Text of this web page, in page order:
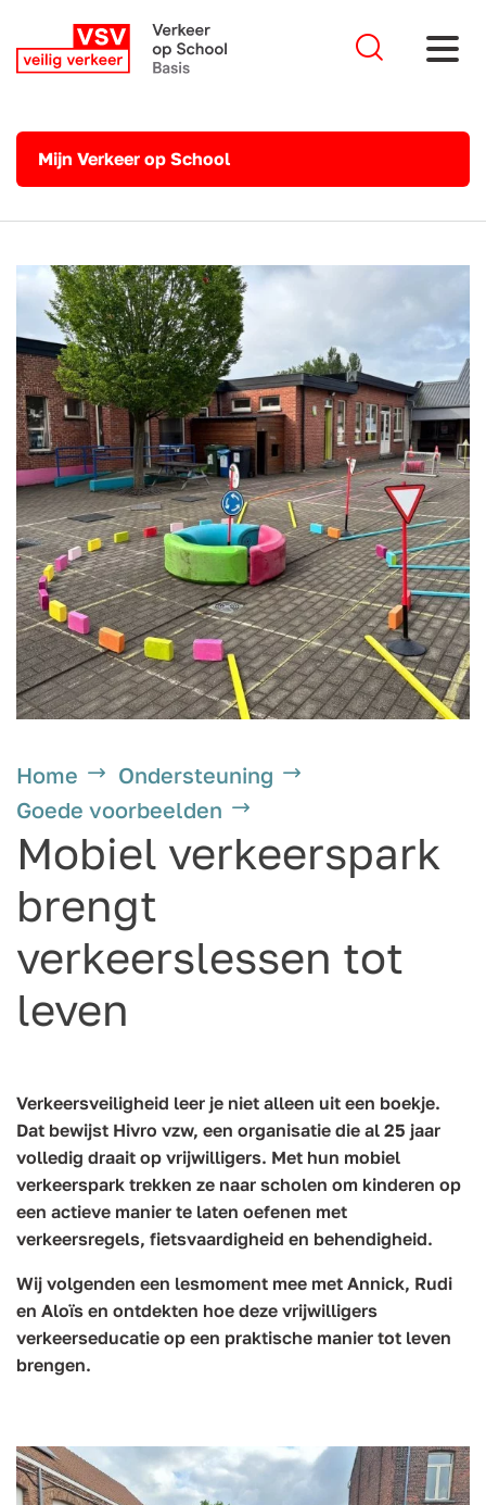
Mijn Verkeer op School
Home
Ondersteuning
Goede voorbeelden
Mobiel verkeerspark
brengt
verkeerslessen tot
leven
Verkeersveiligheid leer je niet alleen uit een boekje.
Dat bewijst Hivro vzw, een organisatie die al 25 jaar
volledig draait op vrijwilligers. Met hun mobiel
verkeerspark trekken ze naar scholen om kinderen op
een actieve manier te laten oefenen met
verkeersregels, fietsvaardigheid en behendigheid.
Wij volgenden een lesmoment mee met Annick, Rudi
en Aloïs en ontdekten hoe deze vrijwilligers
verkeerseducatie op een praktische manier tot leven
brengen.